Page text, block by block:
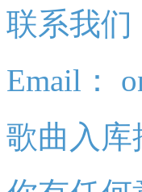
联系我们
Email：
歌曲入库